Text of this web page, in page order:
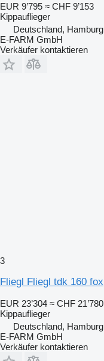
EUR 9’795 ≈ CHF 9’153
Kippauflieger
Deutschland, Hamburg
E-FARM GmbH
Verkäufer kontaktieren
3
Fliegl Fliegl tdk 160 fox
EUR 23’304 ≈ CHF 21’780
Kippauflieger
Deutschland, Hamburg
E-FARM GmbH
Verkäufer kontaktieren